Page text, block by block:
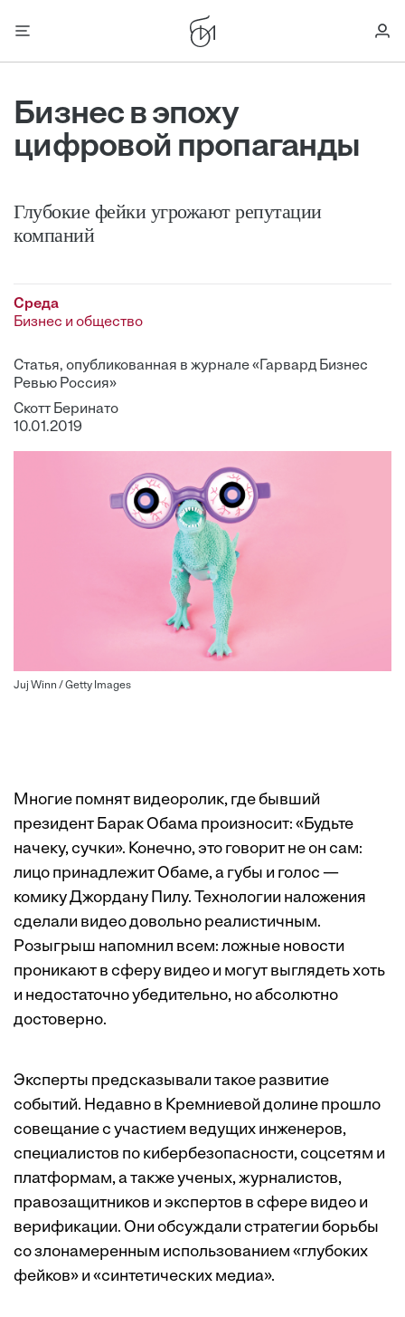
Бизнес в эпоху
цифровой пропаганды
Глубокие фейки угрожают репутации
компаний
Среда
Бизнес и общество
Статья, опубликованная в журнале «Гарвард Бизнес
Ревью Россия»
Скотт Беринато
10.01.2019
Juj Winn / Getty Images
Многие помнят видеоролик, где бывший
президент Барак Обама произносит: «Будьте
начеку, сучки». Конечно, это говорит не он сам:
лицо принадлежит Обаме, а губы и голос —
комику Джордану Пилу. Технологии наложения
сделали видео довольно реалистичным.
Розыгрыш напомнил всем: ложные новости
проникают в сферу видео и могут выглядеть хоть
и недостаточно убедительно, но абсолютно
достоверно.
Эксперты предсказывали такое развитие
событий. Недавно в Кремниевой долине прошло
совещание с участием ведущих инженеров,
специалистов по кибербезопасности, соцсетям и
платформам, а также ученых, журналистов,
правозащитников и экспертов в сфере видео и
верификации. Они обсуждали стратегии борьбы
со злонамеренным использованием «глубоких
фейков» и «синтетических медиа».